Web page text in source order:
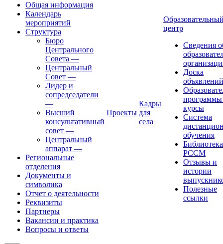
Общая информация
Календарь
мероприятий
Структура
Бюро
Центрального
Совета —
Центральный
Совет —
Лидер и
сопредседатели
—
Высший
консультативный
совет —
Центральный
аппарат —
Региональные
отделения
Документы и
символика
Отчет о деятельности
Реквизиты
Партнеры
Вакансии и практика
Вопросы и ответы
Проекты
Кадры
для
села
центр
Сведения
Доска
объявлений
курсы
Система
обучения
Библиотека
РССМ
Отзывы и
истории
Полезные
ссылки